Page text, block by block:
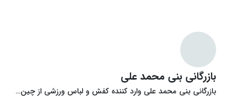
بازرگانی بنی محمد علی
بازرگانی بنی محمد علی وارد کننده کفش و لباس ورزشی از چین و دبی